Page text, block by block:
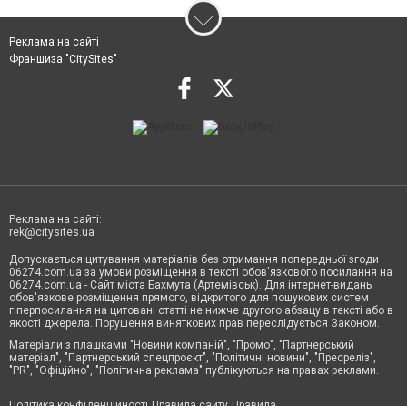
Реклама на сайті
Франшиза "CitySites"
Реклама на сайті:
rek@citysites.ua
Допускається цитування матеріалів без отримання попередньої згоди
06274.com.ua за умови розміщення в тексті обов'язкового посилання на
06274.com.ua - Сайт міста Бахмута (Артемівськ). Для інтернет-видань
обов'язкове розміщення прямого, відкритого для пошукових систем
гіперпосилання на цитовані статті не нижче другого абзацу в тексті або в
якості джерела. Порушення виняткових прав переслідується Законом.
Матеріали з плашками "Новини компаній", "Промо", "Партнерський
матеріал", "Партнерський спецпроєкт", "Політичні новини", "Пресреліз",
"PR", "Офіційно", "Політична реклама" публікуються на правах реклами.